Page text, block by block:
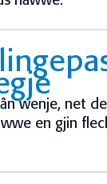
wenje, net
en gjin